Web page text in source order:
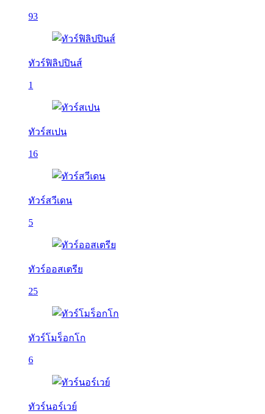
93
ทัวร์ฟิลิปปินส์
1
ทัวร์สเปน
16
ทัวร์สวีเดน
5
ทัวร์ออสเตรีย
25
ทัวร์โมร็อกโก
6
ทัวร์นอร์เวย์